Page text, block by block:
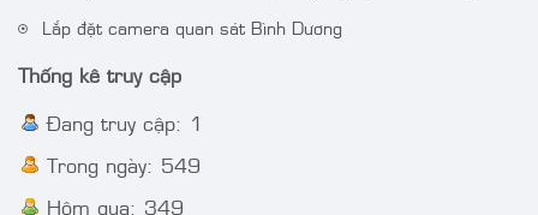
Lắp đặt camera quan sát Bình Dương
Thống kê truy cập
Đang truy cập: 1
Trong ngày: 549
Hôm qua: 349